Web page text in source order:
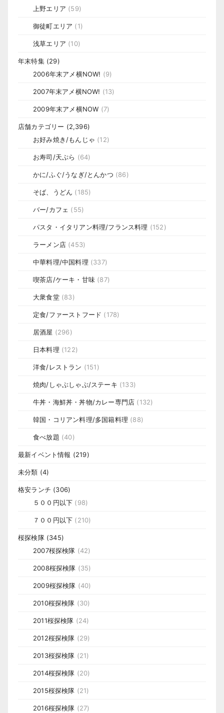
上野エリア (59)
御徒町エリア (1)
浅草エリア (10)
年末特集(29)
2006年末アメ横NOW! (9)
2007年末アメ横NOW! (13)
2009年末アメ横NOW (7)
店舗カテゴリー (2,396)
お好み焼き/もんじゃ (12)
お寿司/天ぷら (64)
かに/ふぐ/うなぎ/とんかつ (86)
そば、うどん (185)
バー/カフェ (55)
パスタ・イタリアン料理/フランス料理 (152)
ラーメン店 (453)
中華料理/中国料理 (337)
喫茶店/ケーキ・甘味 (87)
大衆食堂(83)
定食/ファーストフード (178)
居酒屋 (296)
日本料理 (122)
洋食/レストラン (151)
焼肉/しゃぶしゃぶ/ステーキ (133)
牛丼・海鮮丼・丼物/カレー専門店 (132)
韓国・コリアン料理/多国籍料理 (88)
食べ放題 (40)
最新イベント情報 (219)
未分類 (4)
格安ランチ (306)
５００円以下 (98)
７００円以下 (210)
桜探検隊(345)
2007桜探検隊 (42)
2008桜探検隊 (35)
2009桜探検隊 (40)
2010桜探検隊 (30)
2011桜探検隊 (24)
2012桜探検隊 (29)
2013桜探検隊 (21)
2014桜探検隊 (20)
2015桜探検隊 (21)
2016桜探検隊 (27)